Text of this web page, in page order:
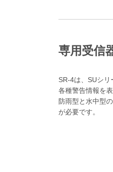
専用受信
SR-4は、SUシリ
各種警告情報を
防雨型と水中型
が必要です。